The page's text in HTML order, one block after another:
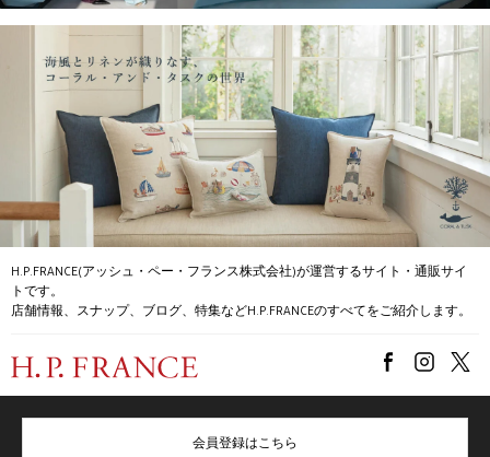
H.P.FRANCE(アッシュ・ペー・フランス株式会社)が運営するサイト・通販サイ
トです。
店舗情報、スナップ、ブログ、特集などH.P.FRANCEのすべてをご紹介します。
会員登録はこちら